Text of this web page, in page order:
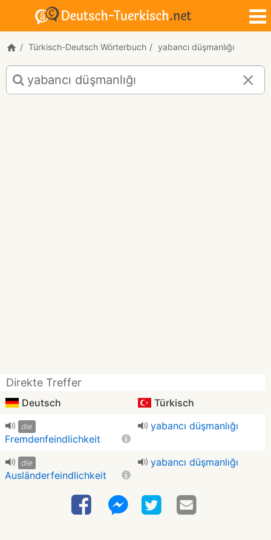
Türkisch-Deutsch Wörterbuch yabancı düşmanlığı
Türkisch-
Deutsch
Übersetzung
Direkte Treffer
Deutsch Türkisch
die
Fremdenfeindlichkeit
yabancı düşmanlığı
die
Ausländerfeindlichkeit
yabancı düşmanlığı